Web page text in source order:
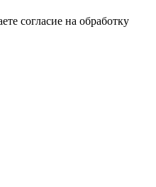
согласие на обработку